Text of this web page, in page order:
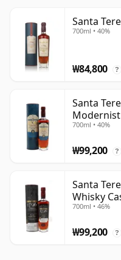
Santa
700ml • 40%
₩84,800 ?
Santa
700ml • 40%
₩99,200 ?
Santa
Whisky
700ml • 46%
₩99,200 ?